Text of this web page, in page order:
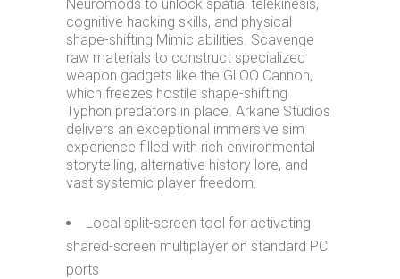
Neuromods to unlock spatial telekinesis,
cognitive hacking skills, and physical
shape-shifting Mimic abilities. Scavenge
raw materials to construct specialized
weapon gadgets like the GLOO Cannon,
which freezes hostile shape-shifting
Typhon predators in place. Arkane Studios
delivers an exceptional immersive sim
experience filled with rich environmental
storytelling, alternative history lore, and
vast systemic player freedom.
Local split-screen tool for activating
shared-screen multiplayer on standard PC
ports